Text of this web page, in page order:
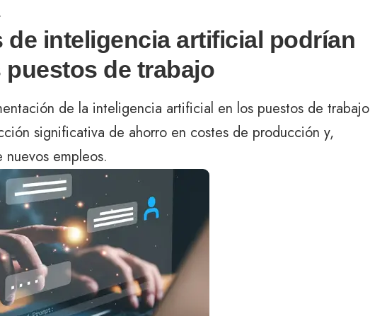
de inteligencia artificial podrían
de trabajo
de la inteligencia artificial en los puestos de trabajo
significativa de ahorro en costes de producción y,
empleos.